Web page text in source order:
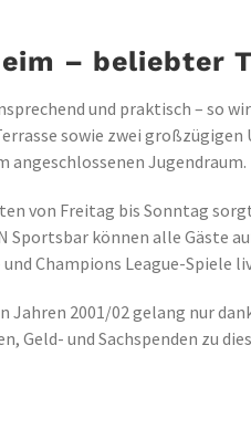
– beliebter
und praktisch – so
sowie zwei
angeschlossenen Jugendraum.
von Freitag bis Sonntag
Sportsbar können alle Gäste
Champions League-Spiele
Jahren 2001/02 gelang nur
Geld- und Sachspenden zu